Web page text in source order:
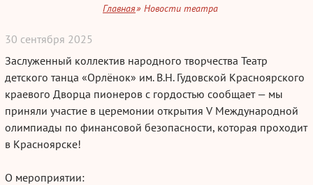
Главная Новости театра
30 сентября 2025
Заслуженный коллектив народного творчества Театр
детского танца «Орлёнок» им. В.Н. Гудовской Красноярского
краевого Дворца пионеров с гордостью сообщает — мы
приняли участие в церемонии открытия V Международной
олимпиады по финансовой безопасности, которая проходит
в Красноярске!
О мероприятии: